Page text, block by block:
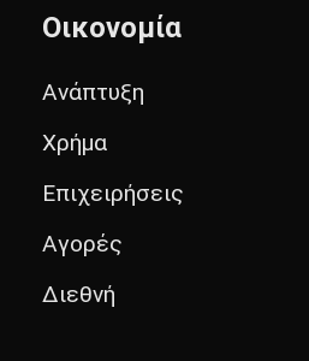
Οικονομία
Ανάπτυξη
Χρήμα
Επιχειρήσεις
Αγορές
Διεθνή